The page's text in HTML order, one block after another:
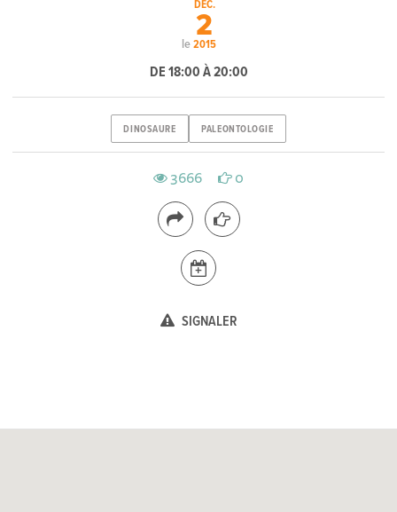
le
DÉC.
2
2015
DE 18:00 À 20:00
DINOSAURE PALEONTOLOGIE
3666 0
SIGNALER